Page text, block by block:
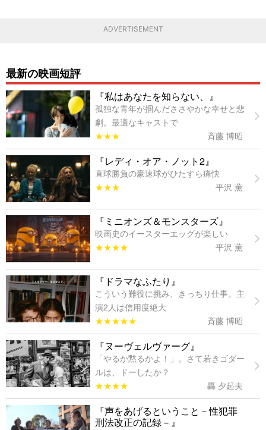
ADVERTISEMENT
最新の映画短評
『私はあなたを知らない、』
孤独な青年が掴んだささやかな幸せと悲
劇。最適なキャストで
★★★
斉藤 博昭
『レディ・オア・ノット2』
直球勝負の豪速球がひたすら痛快
★★★
平沢 薫
『ミニオンズ＆モンスターズ』
映画史のイースターエッグが楽しい
★★★★
平沢 薫
『ドラマなふたり』
こういう難役に挑み、きっちり仕事。主
演2人は信用度絶大
★★★★★
斉藤 博昭
『ヌーヴェルヴァーグ』
「やるか黙るかよ！」。さて若きゴダー
ルは、ドーしたか？
★★★★
轟 夕起夫
『声をあげるということ－性犯罪
刑法改正の記録－』